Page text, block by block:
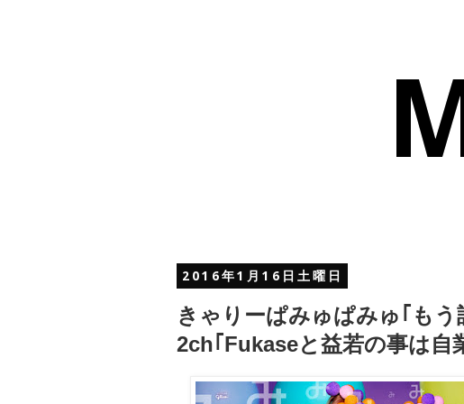
2016年1月16日土曜日
きゃりーぱみゅぱみゅ｢もう
2ch｢Fukaseと益若の事は自